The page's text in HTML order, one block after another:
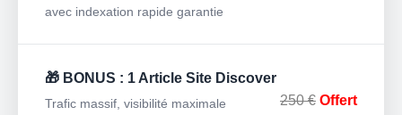
avec indexation rapide garantie
🎁 BONUS : 1 Article Site Discover
Trafic massif, visibilité maximale
250 € Offert